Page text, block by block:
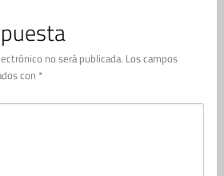
no será publicada. Los campos
con *